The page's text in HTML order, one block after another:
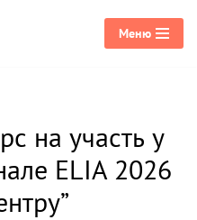
Меню
на участь у
ELIA 2026